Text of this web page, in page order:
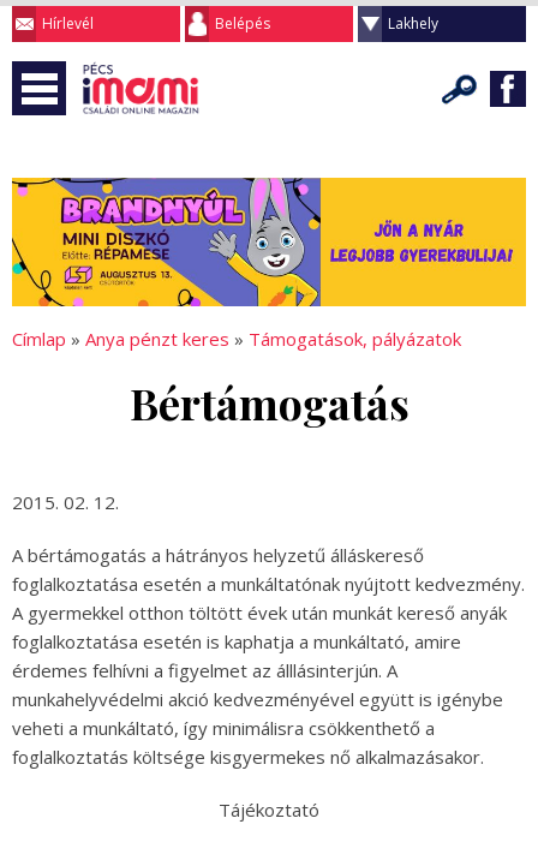
Hírlevél Belépés Lakhely
Címlap » Anya pénzt keres » Támogatások, pályázatok
Bértámogatás
2015. 02. 12.
A bértámogatás a hátrányos helyzetű álláskereső
foglalkoztatása esetén a munkáltatónak nyújtott kedvezmény.
A gyermekkel otthon töltött évek után munkát kereső anyák
foglalkoztatása esetén is kaphatja a munkáltató, amire
érdemes felhívni a figyelmet az álllásinterjún. A
munkahelyvédelmi akció kedvezményével együtt is igénybe
veheti a munkáltató, így minimálisra csökkenthető a
foglalkoztatás költsége kisgyermekes nő alkalmazásakor.
Tájékoztató